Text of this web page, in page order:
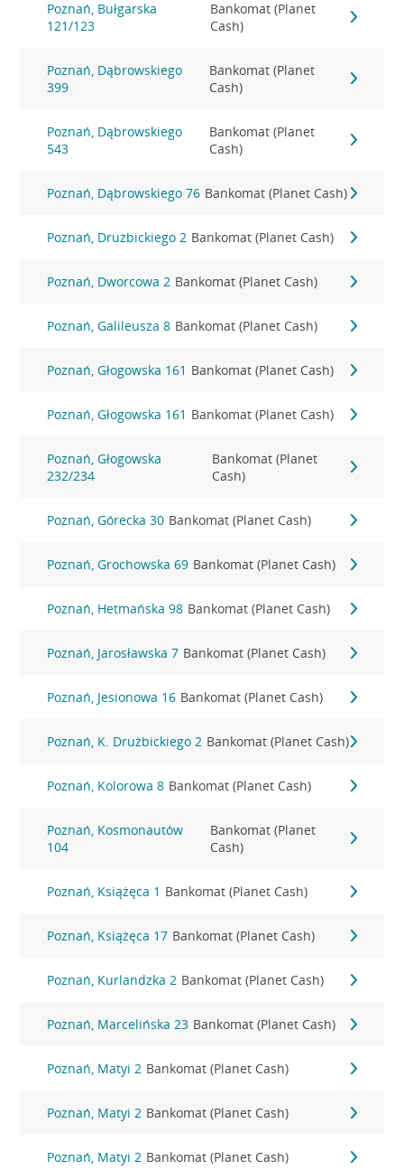
Poznań, Bułgarska
121/123
Bankomat (Planet
Cash)
Poznań, Dąbrowskiego
399
Bankomat (Planet
Cash)
Poznań, Dąbrowskiego
543
Bankomat (Planet
Cash)
Poznań, Dąbrowskiego 76 Bankomat (Planet Cash)
Poznań, Drużbickiego 2 Bankomat (Planet Cash)
Poznań, Dworcowa 2 Bankomat (Planet Cash)
Poznań, Galileusza 8 Bankomat (Planet Cash)
Poznań, Głogowska 161 Bankomat (Planet Cash)
Poznań, Głogowska 161 Bankomat (Planet Cash)
Poznań, Głogowska
232/234
Bankomat (Planet
Cash)
Poznań, Górecka 30 Bankomat (Planet Cash)
Poznań, Grochowska 69 Bankomat (Planet Cash)
Poznań, Hetmańska 98 Bankomat (Planet Cash)
Poznań, Jarosławska 7 Bankomat (Planet Cash)
Poznań, Jesionowa 16 Bankomat (Planet Cash)
Poznań, K. Drużbickiego 2 Bankomat (Planet Cash)
Poznań, Kolorowa 8 Bankomat (Planet Cash)
Poznań, Kosmonautów
104
Bankomat (Planet
Cash)
Poznań, Książęca 1 Bankomat (Planet Cash)
Poznań, Książęca 17 Bankomat (Planet Cash)
Poznań, Kurlandzka 2 Bankomat (Planet Cash)
Poznań, Marcelińska 23 Bankomat (Planet Cash)
Poznań, Matyi 2 Bankomat (Planet Cash)
Poznań, Matyi 2 Bankomat (Planet Cash)
Poznań, Matyi 2 Bankomat (Planet Cash)